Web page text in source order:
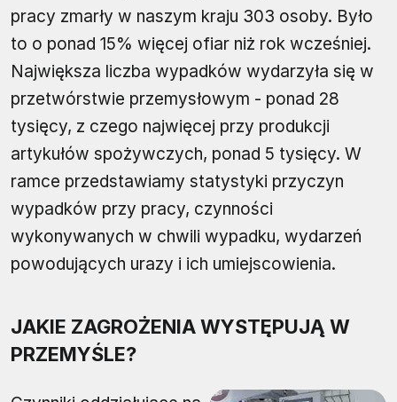
pracy zmarły w naszym kraju 303 osoby. Było
to o ponad 15% więcej ofiar niż rok wcześniej.
Największa liczba wypadków wydarzyła się w
przetwórstwie przemysłowym - ponad 28
tysięcy, z czego najwięcej przy produkcji
artykułów spożywczych, ponad 5 tysięcy. W
ramce przedstawiamy statystyki przyczyn
wypadków przy pracy, czynności
wykonywanych w chwili wypadku, wydarzeń
powodujących urazy i ich umiejscowienia.
JAKIE ZAGROŻENIA WYSTĘPUJĄ W
PRZEMYŚLE?